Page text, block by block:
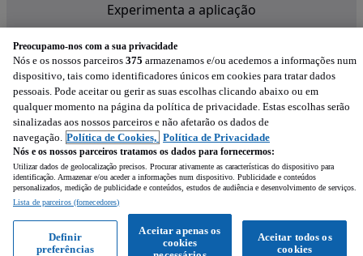
Ligar WhatsApp
Experimenta a aplicação
Preocupamo-nos com a sua privacidade
Nós e os nossos parceiros 375 armazenamos e/ou acedemos a informações num
dispositivo, tais como identificadores únicos em cookies para tratar dados
pessoais. Pode aceitar ou gerir as suas escolhas clicando abaixo ou em
qualquer momento na página da política de privacidade. Estas escolhas serão
sinalizadas aos nossos parceiros e não afetarão os dados de
navegação. Política de Cookies, Política de Privacidade
Nós e os nossos parceiros tratamos os dados para fornecermos:
Utilizar dados de geolocalização precisos. Procurar ativamente as características do dispositivo para
identificação. Armazenar e/ou aceder a informações num dispositivo. Publicidade e conteúdos
personalizados, medição de publicidade e conteúdos, estudos de audiência e desenvolvimento de serviços.
Lista de parceiros (fornecedores)
Aceitar todos os
cookies
Aceitar apenas os
cookies
Definir
preferências